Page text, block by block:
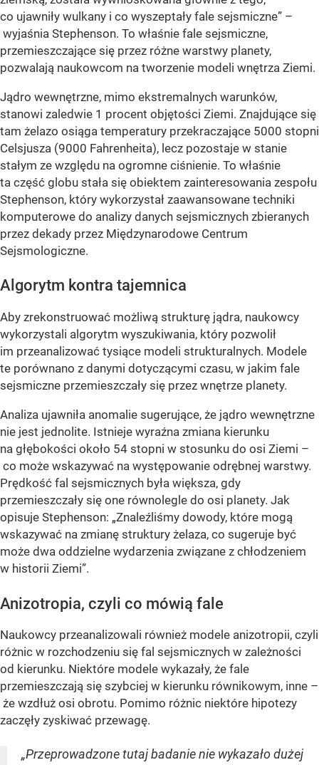
co ujawniły wulkany i co wyszeptały fale sejsmiczne” –
wyjaśnia Stephenson. To właśnie fale sejsmiczne,
przemieszczające się przez różne warstwy planety,
pozwalają naukowcom na tworzenie modeli wnętrza Ziemi.
Jądro wewnętrzne, mimo ekstremalnych warunków,
stanowi zaledwie 1 procent objętości Ziemi. Znajdujące się
tam żelazo osiąga temperatury przekraczające 5000 stopni
Celsjusza (9000 Fahrenheita), lecz pozostaje w stanie
stałym ze względu na ogromne ciśnienie. To właśnie
ta część globu stała się obiektem zainteresowania zespołu
Stephenson, który wykorzystał zaawansowane techniki
komputerowe do analizy danych sejsmicznych zbieranych
przez dekady przez Międzynarodowe Centrum
Sejsmologiczne.
Algorytm kontra tajemnica
Aby zrekonstruować możliwą strukturę jądra, naukowcy
wykorzystali algorytm wyszukiwania, który pozwolił
im przeanalizować tysiące modeli strukturalnych. Modele
te porównano z danymi dotyczącymi czasu, w jakim fale
sejsmiczne przemieszczały się przez wnętrze planety.
Analiza ujawniła anomalie sugerujące, że jądro wewnętrzne
nie jest jednolite. Istnieje wyraźna zmiana kierunku
na głębokości około 54 stopni w stosunku do osi Ziemi –
co może wskazywać na występowanie odrębnej warstwy.
Prędkość fal sejsmicznych była większa, gdy
przemieszczały się one równolegle do osi planety. Jak
opisuje Stephenson: „Znaleźliśmy dowody, które mogą
wskazywać na zmianę struktury żelaza, co sugeruje być
może dwa oddzielne wydarzenia związane z chłodzeniem
w historii Ziemi”.
Anizotropia, czyli co mówią fale
Naukowcy przeanalizowali również modele anizotropii, czyli
różnic w rozchodzeniu się fal sejsmicznych w zależności
od kierunku. Niektóre modele wykazały, że fale
przemieszczają się szybciej w kierunku równikowym, inne –
że wzdłuż osi obrotu. Pomimo różnic niektóre hipotezy
zaczęły zyskiwać przewagę.
„Przeprowadzone tutaj badanie nie wykazało dużej